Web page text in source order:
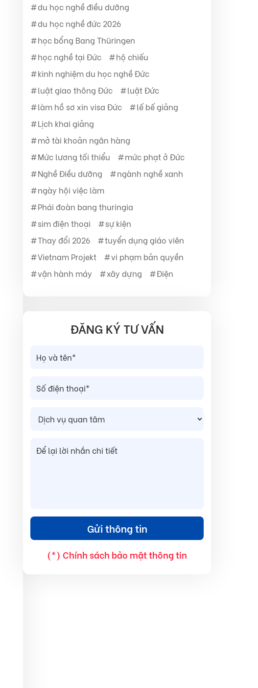
du học nghề điều dưỡng
du học nghề đức 2026
học bổng Bang Thüringen
học nghề tại Đức
hộ chiếu
kinh nghiệm du học nghề Đức
luật giao thông Đức
luật Đức
làm hồ sơ xin visa Đức
lế bế giảng
Lịch khai giảng
mở tài khoản ngân hàng
Mức lương tối thiểu
mức phạt ở Đức
Nghề Điều dưỡng
ngành nghề xanh
ngày hội việc làm
Phái đoàn bang thuringia
sim điện thoại
sự kiện
Thay đổi 2026
tuyển dụng giáo viên
Vietnam Projekt
vi phạm bản quyền
vận hành máy
xây dựng Điện
ĐĂNG KÝ TƯ VẤN
(*) Chính sách bảo mật thông tin